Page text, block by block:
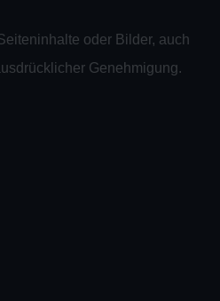
oder Bilder, auch
Genehmigung.